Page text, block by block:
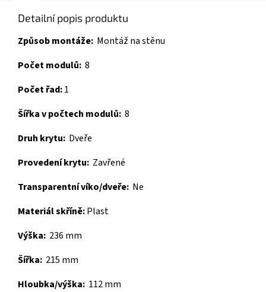
Detailní popis produktu
Způsob montáže: Montáž na stěnu
Počet modulů: 8
Počet řad:1
Šířka v počtech modulů: 8
Druh krytu: Dveře
Provedení krytu: Zavřené
Transparentní víko/dveře: Ne
Materiál skříně:Plast
Výška: 236 mm
Šířka: 215 mm
Hloubka/výška: 112 mm